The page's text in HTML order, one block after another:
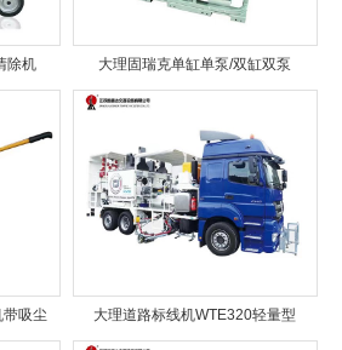
除机 大理固瑞克单缸单泵/双缸双泵
吸尘 大理道路标线机WTE320轻量型